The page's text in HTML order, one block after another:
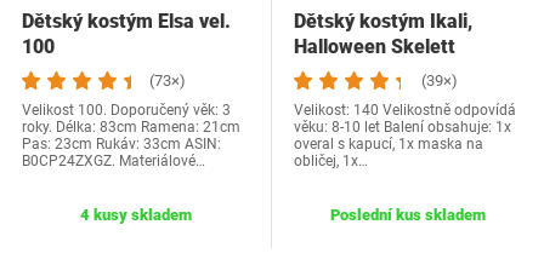
Dětský kostým Elsa vel.
100
(73×)
Velikost 100. Doporučený věk: 3
roky. Délka: 83cm Ramena: 21cm
Pas: 23cm Rukáv: 33cm ASIN:
B0CP24ZXGZ. Materiálové…
4 kusy skladem
Dětský kostým Ikali,
Halloween Skelett
(39×)
Velikost: 140 Velikostně odpovídá
věku: 8-10 let Balení obsahuje: 1x
overal s kapucí, 1x maska na
obličej, 1x…
Poslední kus skladem